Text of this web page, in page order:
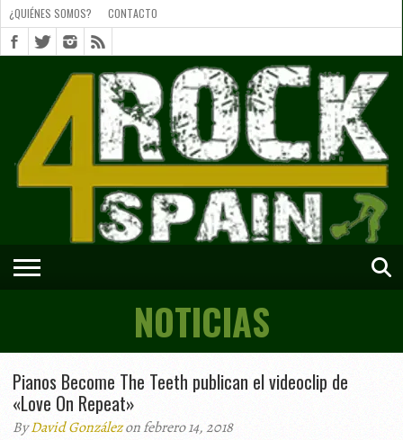
SOMOS?
CONTACTO
SHORTS
¿QUIÉNES SOMOS? CONTACTO
NOTICIAS
Pianos Become The Teeth publican el videoclip de
«Love On Repeat»
ByDavid Gonzálezon febrero 14, 2018